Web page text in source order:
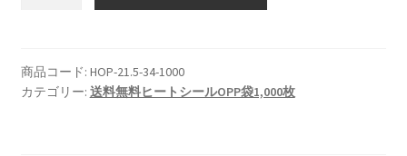
ー
ル
商品コード: HOP-21.5-34-1000
カテゴリー: 送料無料ヒートシールOPP袋1,000枚